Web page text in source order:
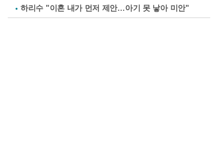
하리수 "이혼 내가 먼저 제안…아기 못 낳아 미안"